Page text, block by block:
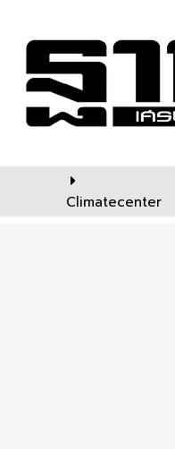
Climatecenter